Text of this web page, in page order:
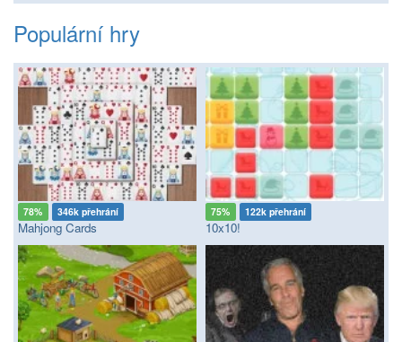
Populární hry
78% 346k přehrání
Mahjong Cards
75% 122k přehrání
10x10!